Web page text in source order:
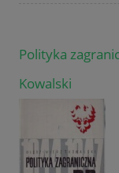
Polityka
Kowalski